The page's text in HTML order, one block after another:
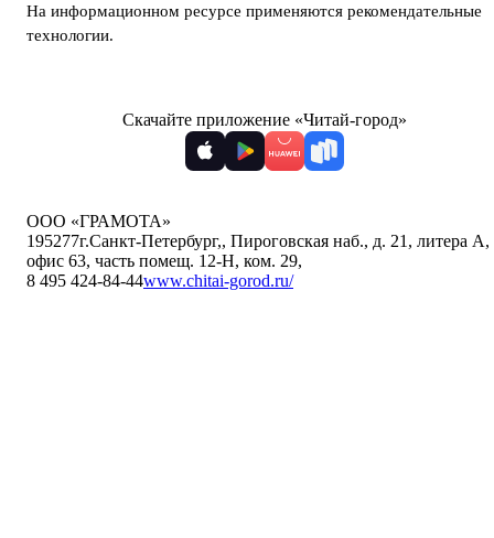
На информационном ресурсе применяются рекомендательные
технологии.
Скачайте приложение «Читай-город»
ООО «ГРАМОТА»
195277г.Санкт-Петербург,, Пироговская наб., д. 21, литера А,
офис 63, часть помещ. 12-Н, ком. 29,
8 495 424-84-44www.chitai-gorod.ru/